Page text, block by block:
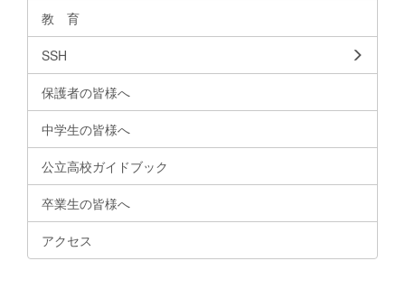
教 育
SSH
保護者の皆様へ
中学生の皆様へ
公立高校ガイドブック
卒業生の皆様へ
アクセス